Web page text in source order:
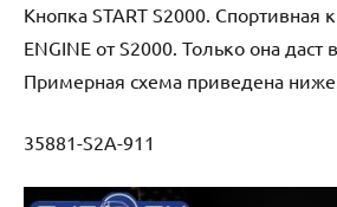
Кнопка START S2000. Спортивная
ENGINE от S2000. Только она даст
Примерная схема приведена ниже.
35881-S2A-911